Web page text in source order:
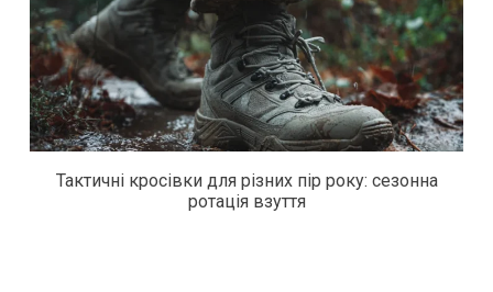
Тактичні кросівки для різних пір року: сезонна
ротація взуття